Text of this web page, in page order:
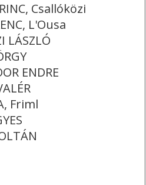
Csallóközi
L'Ousa
LÁSZLÓ
ENDRE
Friml